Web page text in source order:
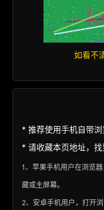
如看不
* 推荐使用手机自带浏
* 请收藏本页地址，找
1、苹果手机用户在浏览
藏或主屏幕。
2、安卓手机用户，打开